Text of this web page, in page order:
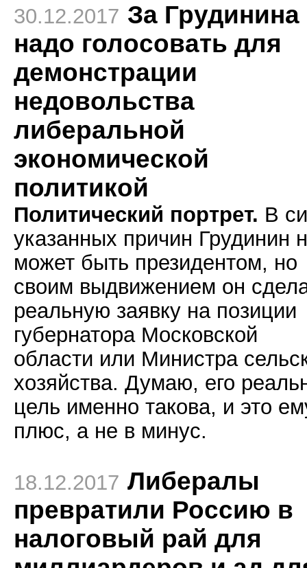
30.12.2017 За Грудинина
надо голосовать для
демонстрации
недовольства
либеральной
экономической
политикой
Политический портрет. В
указанных причин Грудинин
может быть президентом, но
своим выдвижением он
реальную заявку на позиции
губернатора Московской
области или Министра
хозяйства. Думаю, его
цель именно такова, и это
плюс, а не в минус.
18.12.2017 Либералы
превратили Россию в
налоговый рай для